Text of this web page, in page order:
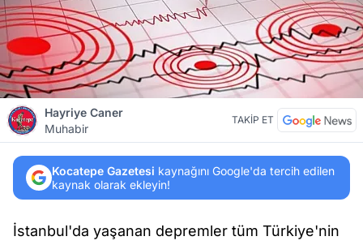
Hayriye Caner
Muhabir
TAKİP ET
Kocatepe Gazetesi kaynağını Google'da tercih edilen
kaynak olarak ekleyin!
İstanbul'da yaşanan depremler tüm Türkiye'nin